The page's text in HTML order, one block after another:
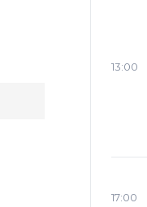
13:00
17:00